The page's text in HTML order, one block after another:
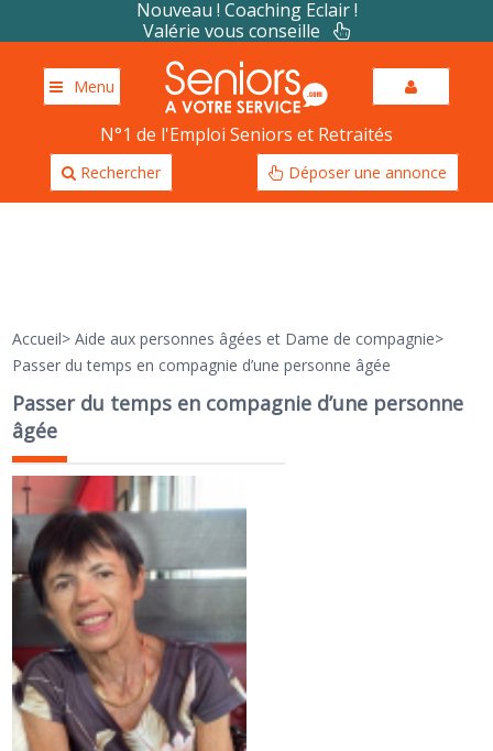
Nouveau ! Coaching Eclair !
Valérie vous conseille
Menu
N°1 de l'Emploi Seniors et Retraités
Rechercher Déposer une annonce
Accueil>Aide aux personnes âgées et Dame de compagnie>
Passer du temps en compagnie d’une personne âgée
Passer du temps en compagnie d’une personne
âgée